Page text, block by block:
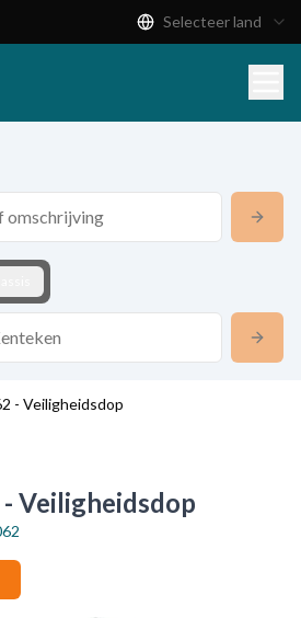
Selecteer land
- Veiligheidsdop
Veiligheidsdop